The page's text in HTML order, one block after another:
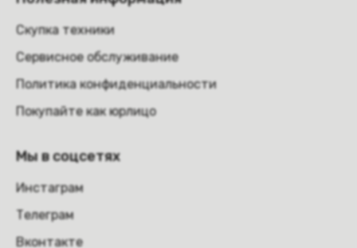
Скупка техники
Сервисное обслуживание
Политика конфиденциальности
Покупайте как юрлицо
Мы в соцсетях
Инстаграм
Телеграм
Вконтакте